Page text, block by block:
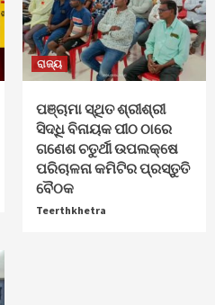
ରାଜ୍ୟ
ପଞ୍ଚାମା ସ୍ଥିତ ଶ୍ରୀଶ୍ରୀ
ସିଦ୍ଧି ବିନାୟକ ପୀଠ ଠାରେ
ଗଣେଶ ଚତୁର୍ଥୀ ଉପଲକ୍ଷେ
ପରିଚାଳନା କମିଟିର ପ୍ରସ୍ତୁତି
ବୈଠକ
Teerthkhetra